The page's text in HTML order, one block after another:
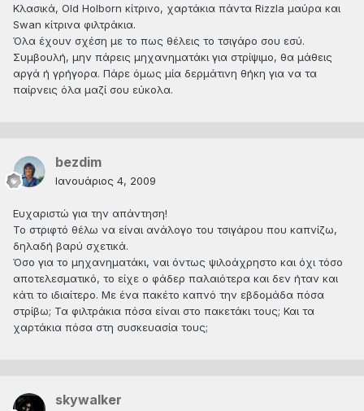
Κλασικά, Old Holborn κίτρινο, χαρτάκια πάντα Rizzla μαύρα και
Swan κίτρινα φιλτράκια.
Όλα έχουν σχέση με το πως θέλεις το τσιγάρο σου εσύ.
Συμβουλή, μην πάρεις μηχανηματάκι για στρίψιμο, θα μάθεις
αργά ή γρήγορα. Πάρε όμως μία δερμάτινη θήκη για να τα
παίρνεις όλα μαζί σου εύκολα.
bezdim
Ιανουάριος 4, 2009
Ευχαριστώ για την απάντηση!
Το στριφτό θέλω να είναι ανάλογο του τσιγάρου που καπνίζω,
δηλαδή βαρύ σχετικά.
Όσο για το μηχανηματάκι, ναι όντως ψιλοάχρηστο και όχι τόσο
αποτελεσματικό, το είχε ο φάδερ παλαιότερα και δεν ήταν και
κάτι το ιδιαίτερο. Με ένα πακέτο καπνό την εβδομάδα πόσα
στρίβω; Τα φιλτράκια πόσα είναι στο πακετάκι τους; Και τα
χαρτάκια πόσα στη συσκευασία τους;
skywalker